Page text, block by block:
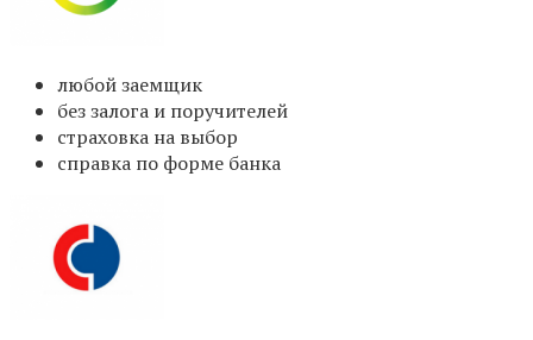
любой заемщик
без залога и поручителей
страховка на выбор
справка по форме банка